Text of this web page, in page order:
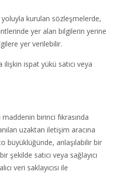
kurulan sözleşmelerde,
yer alan bilgilerin yerine
yer verilebilir.
ilişkin ispat yükü satıcı veya
birinci fıkrasında
uzaktan iletişim aracına
büyüklüğünde, anlaşılabilir bir
şekilde satıcı veya sağlayıcı
veri saklayıcısı ile